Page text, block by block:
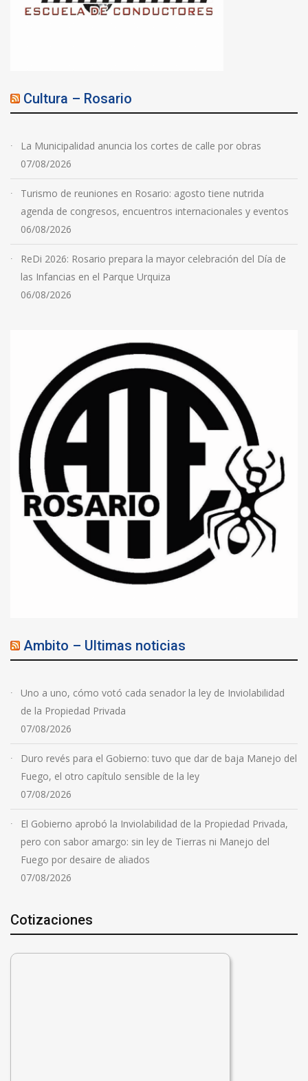
Cultura – Rosario
La Municipalidad anuncia los cortes de calle por obras
07/08/2026
Turismo de reuniones en Rosario: agosto tiene nutrida
agenda de congresos, encuentros internacionales y eventos
06/08/2026
ReDi 2026: Rosario prepara la mayor celebración del Día de
las Infancias en el Parque Urquiza
06/08/2026
Ambito – Ultimas noticias
Uno a uno, cómo votó cada senador la ley de Inviolabilidad
de la Propiedad Privada
07/08/2026
Duro revés para el Gobierno: tuvo que dar de baja Manejo del
Fuego, el otro capítulo sensible de la ley
07/08/2026
El Gobierno aprobó la Inviolabilidad de la Propiedad Privada,
pero con sabor amargo: sin ley de Tierras ni Manejo del
Fuego por desaire de aliados
07/08/2026
Cotizaciones